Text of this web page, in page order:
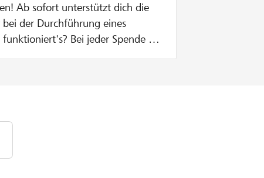
die
der Durchführung eines
was einen Betrag von